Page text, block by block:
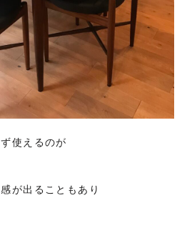
使えるのが
が出ることもあり